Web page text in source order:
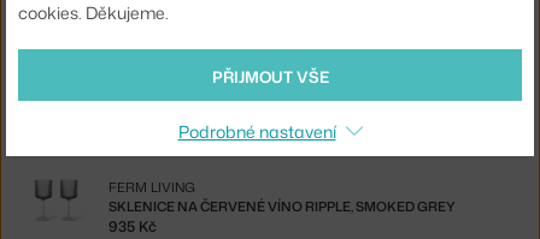
FERM LIVING
768 Kč
FERM LIVING
SKLENICE NA ČERVENÉ VÍNO RIPPLE, SMOKED GREY
FERM LIVING
935 Kč
cookies. Děkujeme.
PŘIJMOUT VŠE
Podrobné nastavení